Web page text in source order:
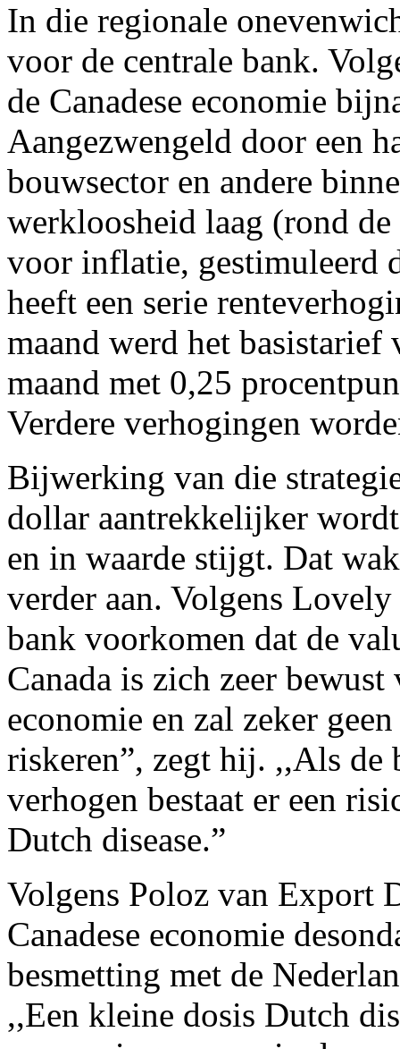
In die regionale
voor de centrale bank.
de Canadese economie
Aangezwengeld door een
bouwsector en andere
werkloosheid laag (rond
voor inflatie, gestimuleerd
heeft een serie
maand werd het basistarief
maand met 0,25
Verdere verhogingen
Bijwerking van die
dollar aantrekkelijker
en in waarde stijgt. Dat
verder aan. Volgens
bank voorkomen dat de
Canada is zich zeer
economie en zal zeker
riskeren”, zegt hij. ,,Als de
verhogen bestaat er een
Dutch disease.”
Volgens Poloz van Export
Canadese economie
besmetting met de
,,Een kleine dosis Dutch